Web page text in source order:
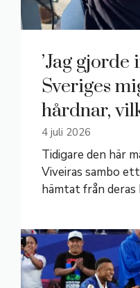
’Jag gjorde
Sveriges
hårdnar,
4 juli 2026
Tidigare den här
Viveiras sambo
hämtat från deras